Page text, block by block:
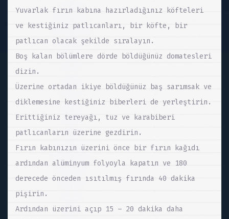
Yuvarlak fırın kabına hazırladığınız köfteleri
ve kestiğiniz patlıcanları, bir köfte, bir
patlıcan olacak şekilde sıralayın.
Boş kalan bölümlere dörde böldüğünüz domatesleri
dizin.
Üzerine ortadan ikiye böldüğünüz baş sarımsak ve
diklemesine kestiğiniz biberleri de yerleştirin.
Erittiğiniz tereyağı, tuz ve karabiberi
patlıcanların üzerine gezdirin.
Fırın kabınızın üzerini önce bir fırın kağıdı
ardından alüminyum folyoyla kapatın ve 180
derecede önceden ısıtılmış fırında 40 dakika
pişirin.
Ardından üzerini açıp 15 – 20 dakika daha